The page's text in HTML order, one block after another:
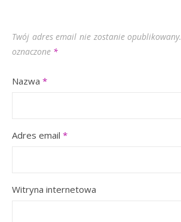
Twój adres email nie zostanie opublikowany.
oznaczone *
Nazwa *
Adres email *
Witryna internetowa